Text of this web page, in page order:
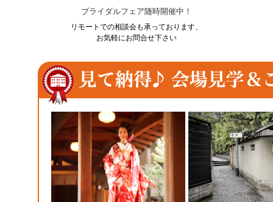
ブライダルフェア随時開催中！
リモートでの相談会も承っております、
お気軽にお問合せ下さい